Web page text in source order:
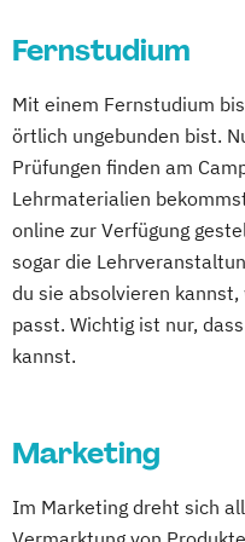
Finanzmanagement
Fintech
Gartenbau
Gerontologie
Gesundheits- und
Heilpädagogik
Heilpädagogik
Heilpädagogik/
Prävention &
Sporttherapie und
Revenue
Sportmarketing
Sportökonom (FH)
Tourismus
Werbe- und
Geprüfte:r
Human
Leadership
Integrations- und
Führungskräfte
Fernstudium
Mit einem Fernstudium
örtlich ungebunden bist.
Prüfungen finden am
Lehrmaterialien
online zur Verfügung
sogar die
du sie absolvieren
passt. Wichtig ist nur,
kannst.
Marketing
Im Marketing dreht sich